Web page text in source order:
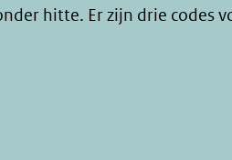
hitte. Er zijn drie codes